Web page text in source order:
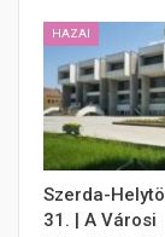
HAZAI
Szerda-
31. | A Városi